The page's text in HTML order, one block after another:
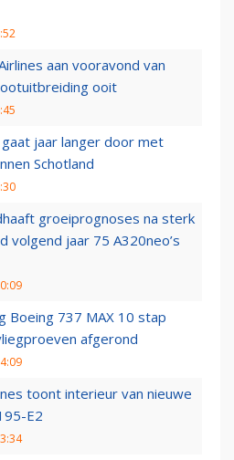
aan vooravond van
ooit
gaat jaar langer door met
Schotland
groeiprognoses na sterk
volgend jaar 75 A320neo’s
Boeing 737 MAX 10 stap
afgerond
toont interieur van nieuwe
E2